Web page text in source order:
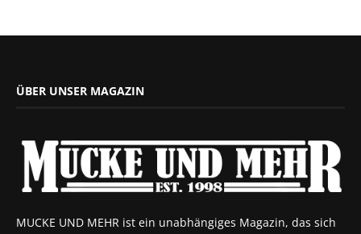
ÜBER UNSER MAGAZIN
MUCKE UND MEHR ist ein unabhängiges Magazin, das sich